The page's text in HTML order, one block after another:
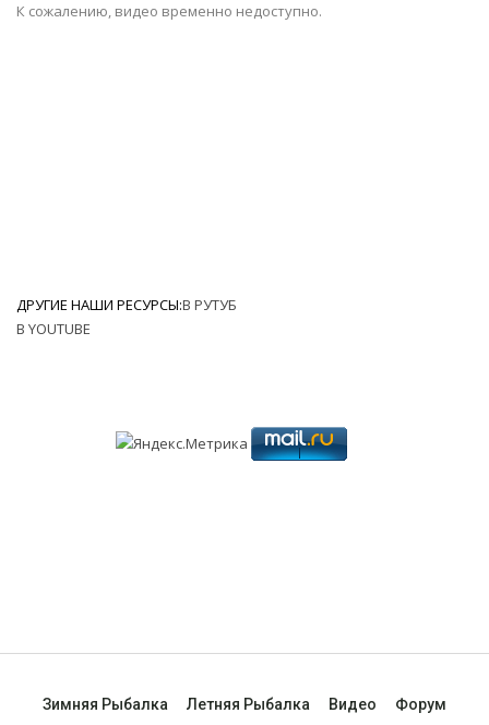
К сожалению, видео временно недоступно.
ДРУГИЕ НАШИ РЕСУРСЫ:В РУТУБ
В YOUTUBE
Зимняя Рыбалка Летняя Рыбалка Видео Форум